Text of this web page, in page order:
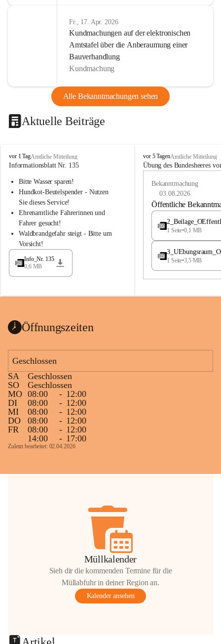
Fr., 17. Apr. 2026
Kundmachungen auf der elektronischen
Amtstafel über die Anberaumung einer
Bauverhandlung
Kundmachung
Alle Bekanntmachungen sehen
Aktuelle Beiträge
B
u
h
a
d
l
a
vor 1 TagAmtliche Mitteilung
Informationsblatt Nr. 135
Bitte Wasser sparen!
Hundkot-Beutelspender - Nutzen
Sie dieses Service!
Ehrenamtliche Fahrerinnen und
Fahrer gesucht!
Waldbrandgefahr steigt - Bitte um
Vorsicht!
Info_Nr. 135
0,6 MB
B
u
e
a
vor 5 TagenAmtliche Mitteilung
Übung des Bundesheeres
Bekanntmachung
03.08.2026
Öffentliche
1 Seite•0,1 MB
1 Seite•3,5 MB
Öffnungszeiten
Geschlossen
SA
Geschlossen
SO
Geschlossen
MO 08:00 - 12:00
DI
08:00 - 12:00
MI
08:00 - 12:00
DO
08:00 - 12:00
FR
08:00 - 12:00
14:00
- 17:00
Zuletzt bearbeitet: 02.04.2026
Müllkalender
Sieh dir die kommenden Termine für die
Müllabfuhr in deiner Region an.
Kalender ansehen